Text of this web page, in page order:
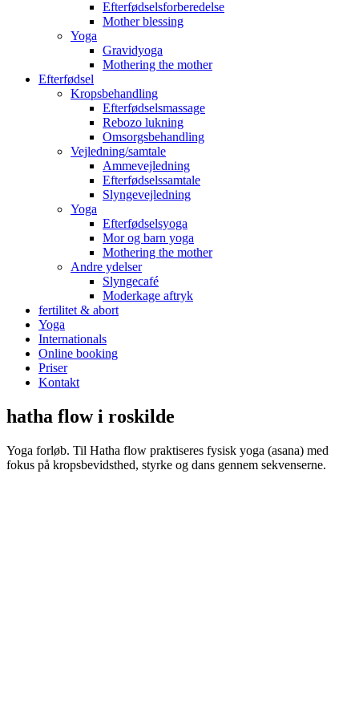
Efterfødselsforberedelse
Mother blessing
Yoga
Gravidyoga
Mothering the mother
Efterfødsel
Kropsbehandling
Efterfødselsmassage
Rebozo lukning
Omsorgsbehandling
Vejledning/samtale
Ammevejledning
Efterfødselssamtale
Slyngevejledning
Yoga
Efterfødselsyoga
Mor og barn yoga
Mothering the mother
Andre ydelser
Slyngecafé
Moderkage aftryk
fertilitet & abort
Yoga
Internationals
Online booking
Priser
Kontakt
hatha flow i roskilde
Yoga forløb. Til Hatha flow praktiseres fysisk yoga (asana) med
fokus på kropsbevidsthed, styrke og dans gennem sekvenserne.